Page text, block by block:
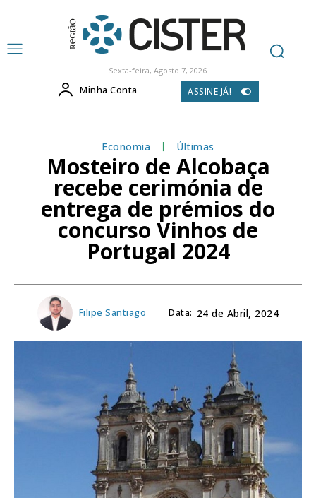
Sexta-feira, Agosto 7, 2026
Minha Conta ASSINE JÁ!
Economia Últimas
Mosteiro de Alcobaça
recebe cerimónia de
entrega de prémios do
concurso Vinhos de
Portugal 2024
Filipe Santiago Data: 24 de Abril, 2024